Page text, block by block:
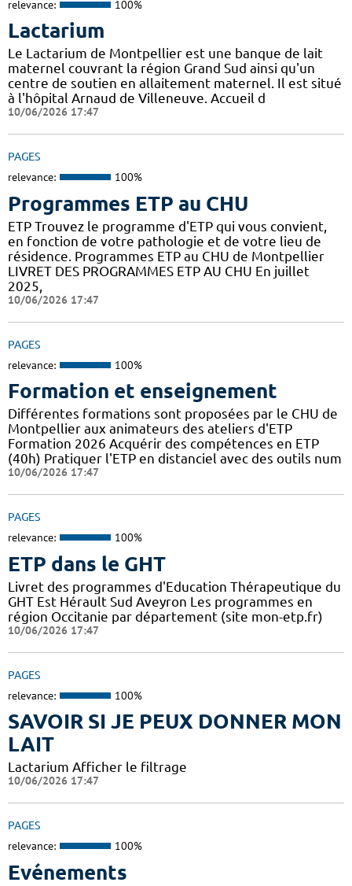
relevance: 100%
Lactarium
Le Lactarium de Montpellier est une banque de lait
maternel couvrant la région Grand Sud ainsi qu'un
centre de soutien en allaitement maternel. Il est situé
à l'hôpital Arnaud de Villeneuve. Accueil d
10/06/2026 17:47
PAGES
relevance: 100%
Programmes ETP au CHU
ETP Trouvez le programme d'ETP qui vous convient,
en fonction de votre pathologie et de votre lieu de
résidence. Programmes ETP au CHU de Montpellier
LIVRET DES PROGRAMMES ETP AU CHU En juillet
2025,
10/06/2026 17:47
PAGES
relevance: 100%
Formation et enseignement
Différentes formations sont proposées par le CHU de
Montpellier aux animateurs des ateliers d'ETP
Formation 2026 Acquérir des compétences en ETP
(40h) Pratiquer l'ETP en distanciel avec des outils num
10/06/2026 17:47
PAGES
relevance: 100%
ETP dans le GHT
Livret des programmes d'Education Thérapeutique du
GHT Est Hérault Sud Aveyron Les programmes en
région Occitanie par département (site mon-etp.fr)
10/06/2026 17:47
PAGES
relevance: 100%
SAVOIR SI JE PEUX DONNER MON
LAIT
Lactarium Afficher le filtrage
10/06/2026 17:47
PAGES
relevance: 100%
Evénements